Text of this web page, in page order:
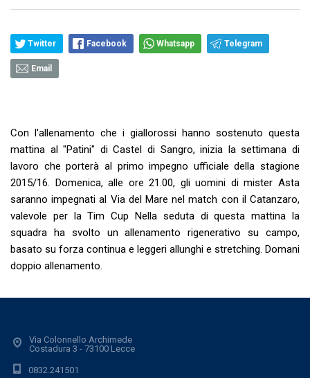
Twitter Facebook Whatsapp Telegram
Email
Con l'allenamento che i giallorossi hanno sostenuto questa
mattina al "Patini" di Castel di Sangro, inizia la settimana di
lavoro che porterà al primo impegno ufficiale della stagione
2015/16. Domenica, alle ore 21.00, gli uomini di mister Asta
saranno impegnati al Via del Mare nel match con il Catanzaro,
valevole per la Tim Cup Nella seduta di questa mattina la
squadra ha svolto un allenamento rigenerativo su campo,
basato su forza continua e leggeri allunghi e stretching. Domani
doppio allenamento.
Via Colonnello Archimede
Costadura 3 - 73100 Lecce
0832.241501